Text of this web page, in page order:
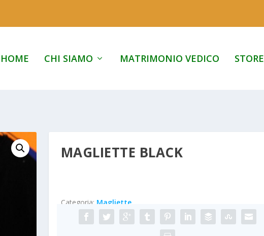
HOME CHI SIAMO MATRIMONIO VEDICO STORE
MAGLIETTE BLACK
Categoria: Magliette